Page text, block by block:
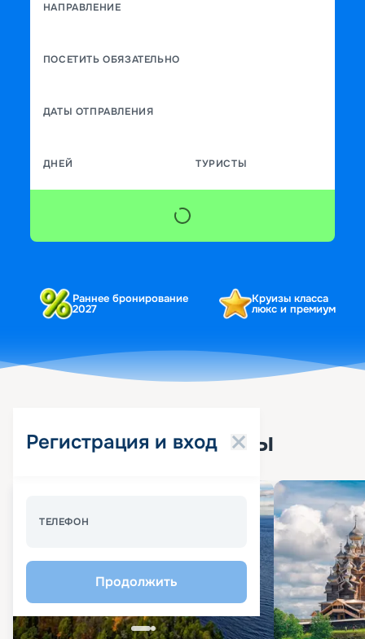
НАПРАВЛЕНИЕ
ПОСЕТИТЬ ОБЯЗАТЕЛЬНО
ДАТЫ ОТПРАВЛЕНИЯ
ДНЕЙ ТУРИСТЫ
Раннее бронирование
2027
Круизы класса
люкс и премиум
Регистрация и вход
ТЕЛЕФОН
Продолжить
Популярные круизы